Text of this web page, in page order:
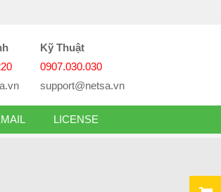
Kỹ Thuật
0907.030.030
support@netsa.vn
LICENSE